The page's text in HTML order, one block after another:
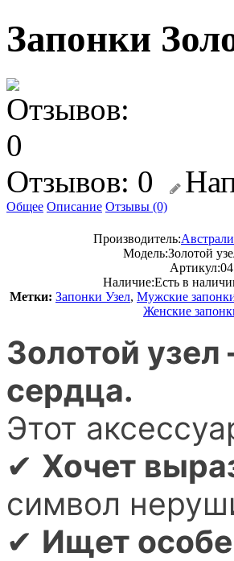
Запонки
Отзывов: 0
Общее Описание Отзывы (0)
Производитель:
Модель:Золотой
Артикул:
Наличие:Есть в
Метки: Запонки Узел, Мужские
Женские
Золотой
сердца.
Этот
✔ Хочет
символ
✔ Ищет